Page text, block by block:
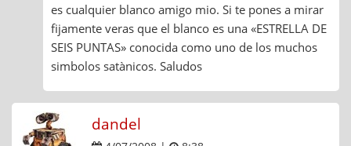
es cualquier blanco amigo mio. Si te pones a mirar
fijamente veras que el blanco es una «ESTRELLA DE
SEIS PUNTAS» conocida como uno de los muchos
simbolos satànicos. Saludos
dandel